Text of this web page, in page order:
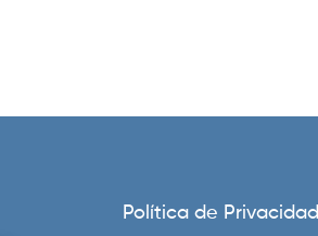
Política de Privacidad